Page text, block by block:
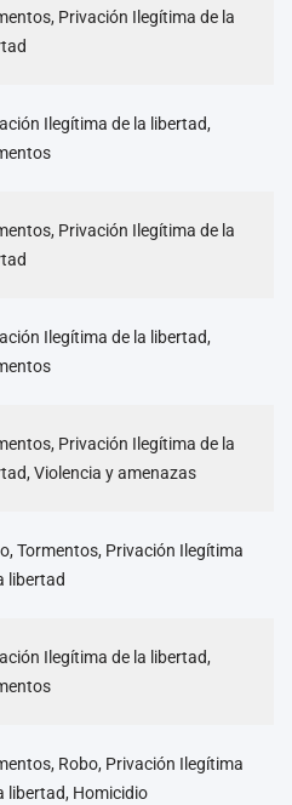
Privación Ilegítima de la
Ilegítima de la libertad,
Privación Ilegítima de la
Ilegítima de la libertad,
Privación Ilegítima de la
Violencia y amenazas
Tormentos, Privación Ilegítima
libertad
Ilegítima de la libertad,
Robo, Privación Ilegítima
libertad, Homicidio